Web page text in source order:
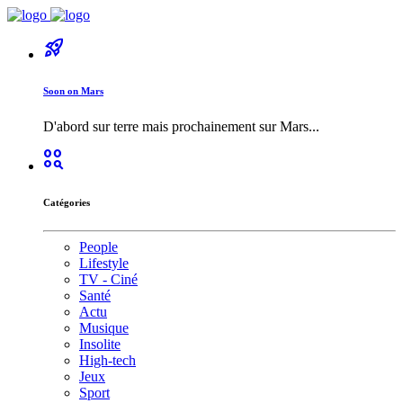
rocket_launch
Soon on Mars
D'abord sur terre mais prochainement sur Mars...
action_key
Catégories
People
Lifestyle
TV - Ciné
Santé
Actu
Musique
Insolite
High-tech
Jeux
Sport